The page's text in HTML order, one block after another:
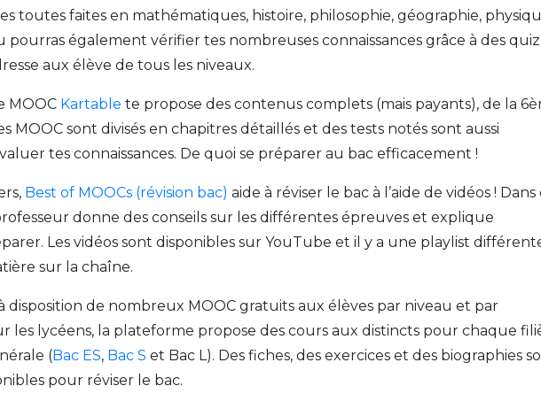
toutes faites en mathématiques, histoire, philosophie, géographie,
pourras également vérifier tes nombreuses connaissances grâce à des quiz.
aux élève de tous les niveaux.
MOOC Kartable te propose des contenus complets (mais payants), de la
MOOC sont divisés en chapitres détaillés et des tests notés sont aussi
tes connaissances. De quoi se préparer au bac efficacement !
Best of MOOCs (révision bac) aide à réviser le bac à l’aide de vidéos ! Dans
donne des conseils sur les différentes épreuves et explique
Les vidéos sont disponibles sur YouTube et il y a une playlist
sur la chaîne.
disposition de nombreux MOOC gratuits aux élèves par niveau et par
les lycéens, la plateforme propose des cours aux distincts pour chaque
(Bac ES, Bac S et Bac L). Des fiches, des exercices et des biographies
pour réviser le bac.